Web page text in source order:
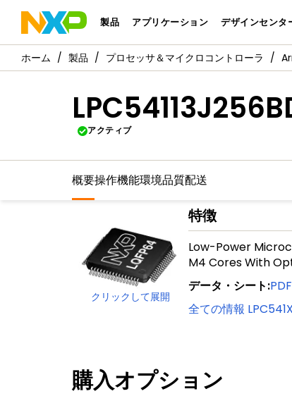
製品 アプリケーション デザインセンタ
製品 プロセッサ＆マイクロコントローラ
アクティブ
概要操作機能環境品質配送
クリックして展開
特徴
Low-Power
M4 Cores With
データ・シート:PDF
全ての情報
購入オプション